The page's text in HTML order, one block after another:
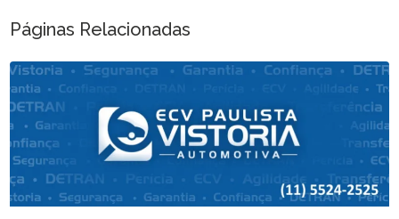
Páginas Relacionadas